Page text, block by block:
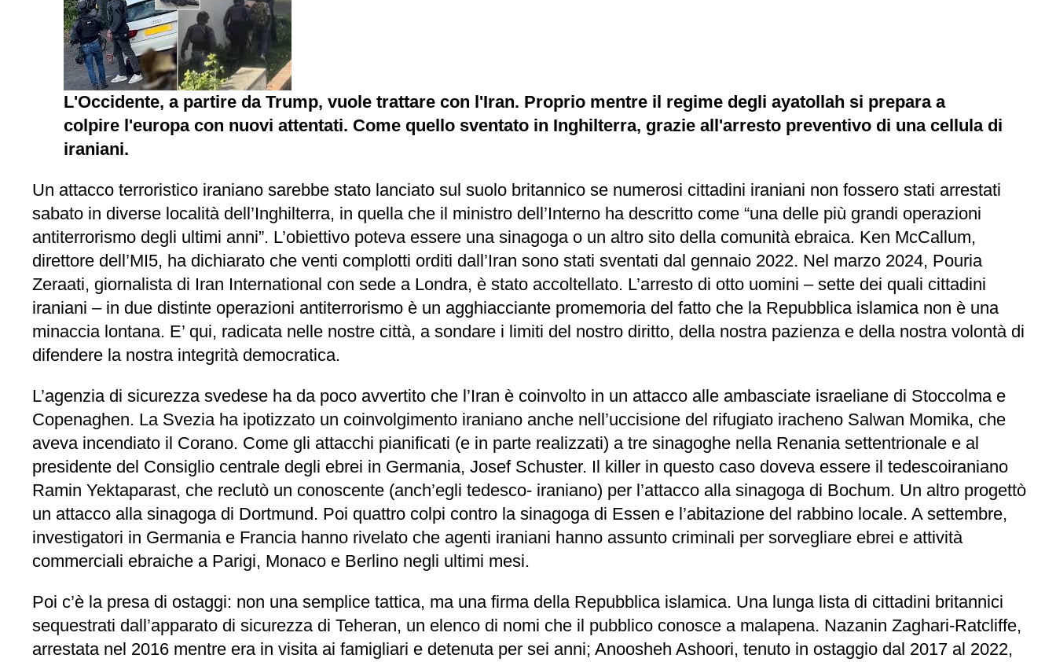
L'Occidente, a partire da Trump, vuole trattare con l'Iran. Proprio mentre il regime degli ayatollah si prepara a
colpire l'europa con nuovi attentati. Come quello sventato in Inghilterra, grazie all'arresto preventivo di una cellula di
iraniani.
Un attacco terroristico iraniano sarebbe stato lanciato sul suolo britannico se numerosi cittadini iraniani non fossero stati arrestati
sabato in diverse località dell’Inghilterra, in quella che il ministro dell’Interno ha descritto come “una delle più grandi operazioni
antiterrorismo degli ultimi anni”. L’obiettivo poteva essere una sinagoga o un altro sito della comunità ebraica. Ken McCallum,
direttore dell’MI5, ha dichiarato che venti complotti orditi dall’Iran sono stati sventati dal gennaio 2022. Nel marzo 2024, Pouria
Zeraati, giornalista di Iran International con sede a Londra, è stato accoltellato. L’arresto di otto uomini – sette dei quali cittadini
iraniani – in due distinte operazioni antiterrorismo è un agghiacciante promemoria del fatto che la Repubblica islamica non è una
minaccia lontana. E’ qui, radicata nelle nostre città, a sondare i limiti del nostro diritto, della nostra pazienza e della nostra volontà di
difendere la nostra integrità democratica.
L’agenzia di sicurezza svedese ha da poco avvertito che l’Iran è coinvolto in un attacco alle ambasciate israeliane di Stoccolma e
Copenaghen. La Svezia ha ipotizzato un coinvolgimento iraniano anche nell’uccisione del rifugiato iracheno Salwan Momika, che
aveva incendiato il Corano. Come gli attacchi pianificati (e in parte realizzati) a tre sinagoghe nella Renania settentrionale e al
presidente del Consiglio centrale degli ebrei in Germania, Josef Schuster. Il killer in questo caso doveva essere il tedescoiraniano
Ramin Yektaparast, che reclutò un conoscente (anch’egli tedesco- iraniano) per l’attacco alla sinagoga di Bochum. Un altro progettò
un attacco alla sinagoga di Dortmund. Poi quattro colpi contro la sinagoga di Essen e l’abitazione del rabbino locale. A settembre,
investigatori in Germania e Francia hanno rivelato che agenti iraniani hanno assunto criminali per sorvegliare ebrei e attività
commerciali ebraiche a Parigi, Monaco e Berlino negli ultimi mesi.
Poi c’è la presa di ostaggi: non una semplice tattica, ma una firma della Repubblica islamica. Una lunga lista di cittadini britannici
sequestrati dall’apparato di sicurezza di Teheran, un elenco di nomi che il pubblico conosce a malapena. Nazanin Zaghari-Ratcliffe,
arrestata nel 2016 mentre era in visita ai famigliari e detenuta per sei anni; Anoosheh Ashoori, tenuto in ostaggio dal 2017 al 2022,